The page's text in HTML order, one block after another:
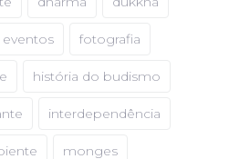
eventos fotografia
história do budismo
interdependência
monges